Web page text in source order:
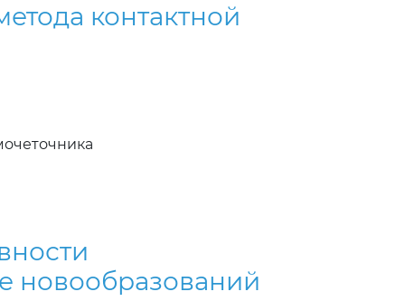
контактной
новообразований